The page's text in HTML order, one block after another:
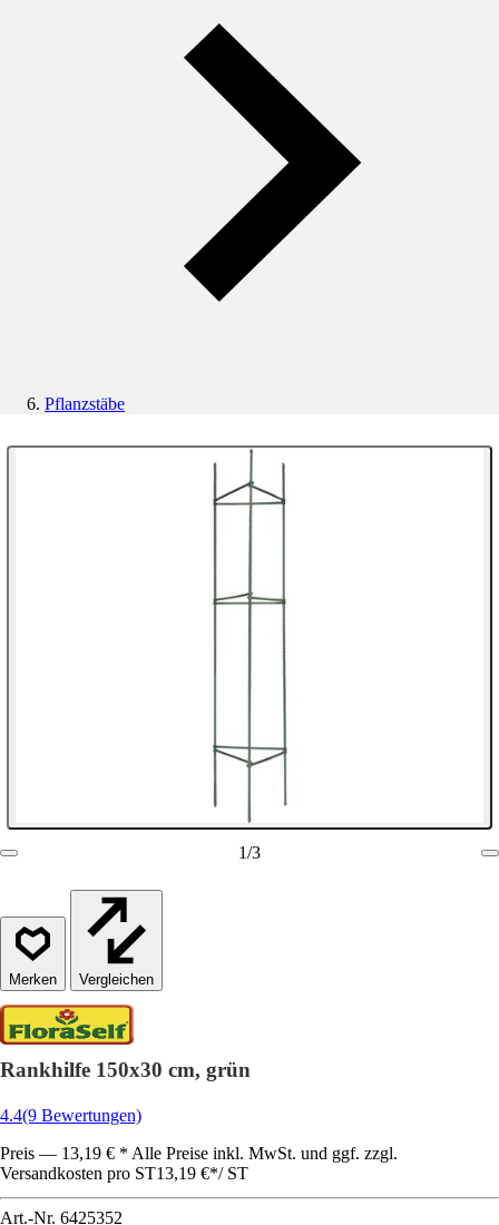
Pflanzstäbe
1/3
Vergleichen
Rankhilfe 150x30 cm, grün
4.4(9 Bewertungen)
Preis — 13,19 € * Alle Preise inkl. MwSt. und ggf. zzgl.
Versandkosten pro ST13,19 €*/ ST
Art.-Nr. 6425352